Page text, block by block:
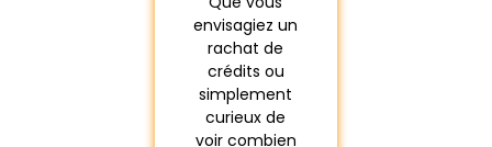
envisagiez un
rachat de
crédits ou
simplement
curieux de
voir combien